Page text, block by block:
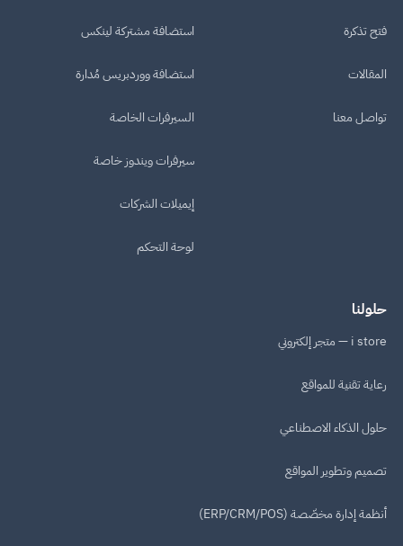
فتح تذكرة
المقالات
تواصل معنا
استضافة مشتركة لينكس
استضافة ووردبريس مُدارة
السيرفرات الخاصة
سيرفرات ويندوز خاصة
إيميلات الشركات
لوحة التحكم
حلولنا
i store — متجر إلكتروني
رعاية تقنية للمواقع
حلول الذكاء الاصطناعي
تصميم وتطوير المواقع
أنظمة إدارة مخصّصة (ERP/CRM/POS)